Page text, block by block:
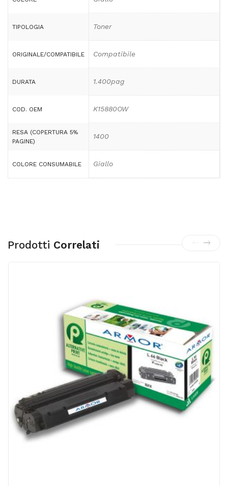
TIPOLOGIA Toner
ORIGINALE/COMPATIBILE Compatibile
DURATA 1.400pag
COD. OEM K15880OW
RESA (COPERTURA 5%
PAGINE)
1400
COLORE CONSUMABILE Giallo
Prodotti Correlati